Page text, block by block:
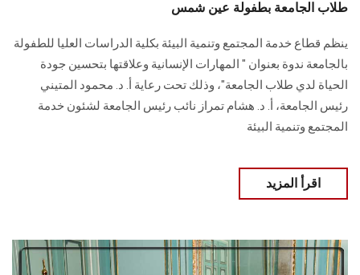
الزائـرون
سجل الان
طلاب الجامعة بطفولة عين شمس
ينظم قطاع خدمة المجتمع وتنمية البيئة بكلية الدراسات العليا للطفولة
بالجامعة ندوة بعنوان " المهارات الإنسانية وعلاقتها بتحسين جودة
الحياة لدي طلاب الجامعة"، وذلك تحت رعاية أ. د. محمود المتيني
رئيس الجامعة، أ. د. هشام تمراز نائب رئيس الجامعة لشئون خدمة
المجتمع وتنمية البيئة
اقرأ المزيد